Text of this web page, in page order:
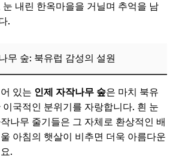
내린 한옥마을을 거닐며 추억을 남
.
무 숲: 북유럽 감성의 설원
있는 인제 자작나무 숲은 마치 북유
국적인 분위기를 자랑합니다. 흰 눈
나무 줄기들은 그 자체로 환상적인 배
아침의 햇살이 비추면 더욱 아름다운
.